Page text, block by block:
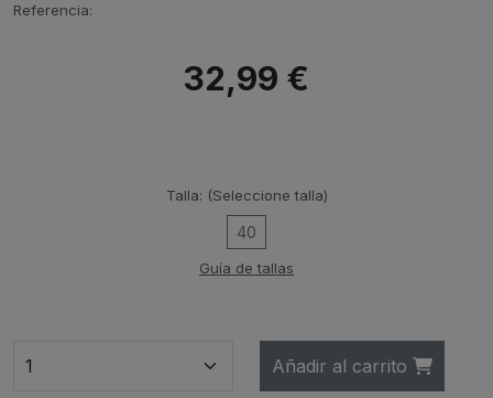
Referencia:
32,99 €
Talla: (Seleccione talla)
40
Guía de tallas
Añadir al carrito